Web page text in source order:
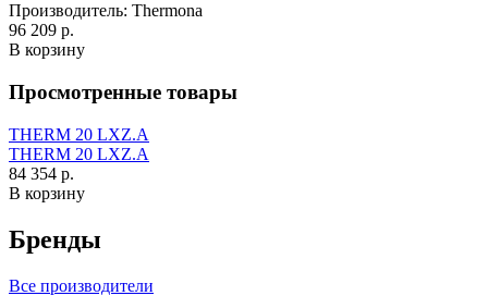
Производитель: Thermona
96 209 р.
В корзину
Просмотренные товары
THERM 20 LXZ.A
THERM 20 LXZ.A
84 354 р.
В корзину
Бренды
Все производители